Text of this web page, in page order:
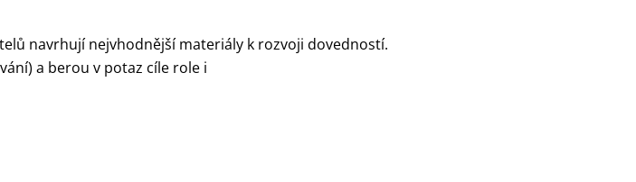
navrhují nejvhodnější materiály k rozvoji dovedností.
a berou v potaz cíle role i